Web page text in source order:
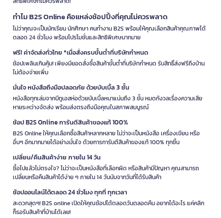
ทำไม B2S Online คือแหล่งช้อปปิ้งที่คุณไม่ควรพลาด
ไม่ว่าคุณจะเป็นนักเรียน นักศึกษา คนทำงาน B2S พร้อมให้คุณเลือกสินค้าคุณภาพได้
ตลอด 24 ชั่วโมง พร้อมโปรโมชั่นและสิทธิพิเศษมากมาย
ฟรี! ค่าจัดส่งทั่วไทย *เมื่อสั่งครบขั้นต่ำที่บริษัทกำหนด
ช้อปเพลินเกินคุ้ม! เพียงมียอดสั่งซื้อสินค้าขั้นต่ำที่บริษัทกำหนด รับสิทธิ์ส่งฟรีถึงบ้าน
ไม่ต้องจ่ายเพิ่ม
มั่นใจ หนังสือถึงมือปลอดภัย ด้วยบับเบิ้ล 3 ชั้น
หนังสือทุกเล่มจากบีทูเอสห่อด้วยบับเบิ้ลหนาแน่นถึง 3 ชั้น หมดกังวลเรื่องความเสีย
หายระหว่างจัดส่ง พร้อมส่งตรงถึงมือคุณในสภาพสมบูรณ์
ช้อป B2S Online การันตีสินค้าของแท้ 100%
B2S Online ให้คุณเลือกซื้อสินค้าหลากหลาย ไม่ว่าจะเป็นหนังสือ เครื่องเขียน หรือ
อื่นๆ อีกมากมายได้อย่างมั่นใจ ด้วยการการันตีสินค้าของแท้ 100% ทุกชิ้น
เปลี่ยน/คืนสินค้าง่าย ภายใน 14 วัน
ซื้อไปแล้วไม่ตรงใจ? ไม่ว่าจะเป็นหนังสือที่เลือกผิด หรือสินค้ามีปัญหา คุณสามารถ
เปลี่ยนหรือคืนสินค้าได้ง่าย ๆ ภายใน 14 วันนับจากวันที่ได้รับสินค้า
ช้อปออนไลน์ได้ตลอด 24 ชั่วโมง ทุกที่ ทุกเวลา
สะดวกสุดๆ! B2S online เปิดให้คุณช้อปได้ตลอดวันตลอดคืน อยากได้อะไร แค่คลิก
ก็รอรับสินค้าที่บ้านได้เลย!